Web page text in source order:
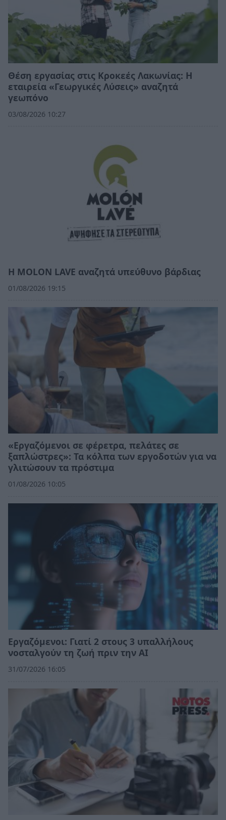
Θέση εργασίας στις Κροκεές Λακωνίας: Η
εταιρεία «Γεωργικές Λύσεις» αναζητά
γεωπόνο
03/08/2026 10:27
Η MOLON LAVE αναζητά υπεύθυνο βάρδιας
01/08/2026 19:15
«Εργαζόμενοι σε φέρετρα, πελάτες σε
ξαπλώστρες»: Τα κόλπα των εργοδοτών για να
γλιτώσουν τα πρόστιμα
01/08/2026 10:05
Εργαζόμενοι: Γιατί 2 στους 3 υπαλλήλους
νοσταλγούν τη ζωή πριν την ΑΙ
31/07/2026 16:05